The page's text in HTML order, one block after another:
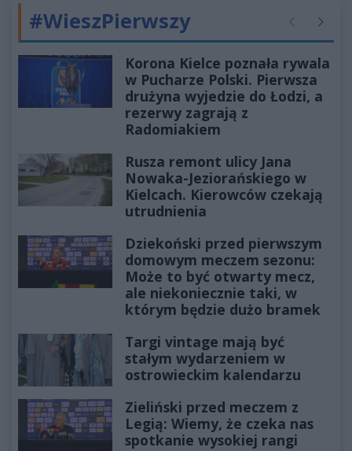
#WieszPierwszy Poprzednie
Korona Kielce poznała rywala
w Pucharze Polski. Pierwsza
drużyna wyjedzie do Łodzi, a
rezerwy zagrają z
Radomiakiem
Rusza remont ulicy Jana
Nowaka-Jeziorańskiego w
Kielcach. Kierowców czekają
utrudnienia
Dziekoński przed pierwszym
domowym meczem sezonu:
Może to być otwarty mecz,
ale niekoniecznie taki, w
którym będzie dużo bramek
Targi vintage mają być
stałym wydarzeniem w
ostrowieckim kalendarzu
Zieliński przed meczem z
Legią: Wiemy, że czeka nas
spotkanie wysokiej rangi